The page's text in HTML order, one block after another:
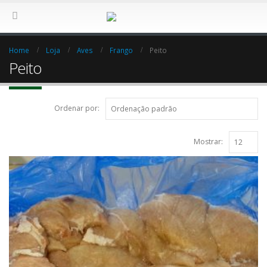
Home Loja Aves Frango Peito
Peito
Ordenar por:
Mostrar: